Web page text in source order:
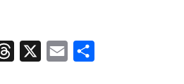
Threads Email